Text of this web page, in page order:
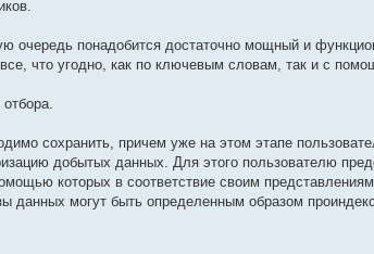
очередь понадобится достаточно мощный и
что угодно, как по ключевым словам, так и с
сохранить, причем уже на этом этапе
добытых данных. Для этого пользователю
которых в соответствие своим
данных могут быть определенным образом